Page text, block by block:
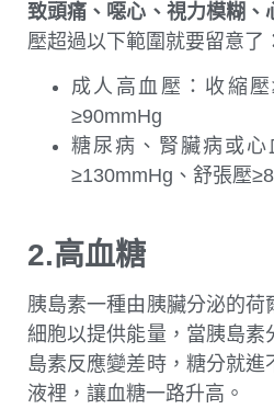
致頭痛、噁心、視力模糊、
壓超過以下範圍就要留意了
成人高血壓：收縮壓
≥90mmHg
糖尿病、腎臟病或
≥130mmHg、舒張壓
2.高血糖
胰島素一種由胰臟分泌的荷
細胞以提供能量，當胰島素
島素反應變差時，糖分就進
液裡，讓血糖一路升高。